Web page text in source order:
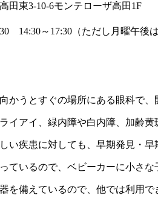
田東3-10-6モンテローザ高田1F
14:30～17:30（ただし月曜午後は
かうとすぐの場所にある眼科で、
イアイ、緑内障や白内障、加齢
い疾患に対しても、早期発見・早
ているので、ベビーカーに小さ
を備えているので、他では利用